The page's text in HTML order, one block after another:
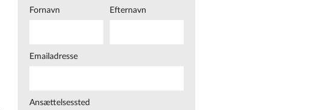
Fornavn Efternavn
Emailadresse
Ansættelsessted